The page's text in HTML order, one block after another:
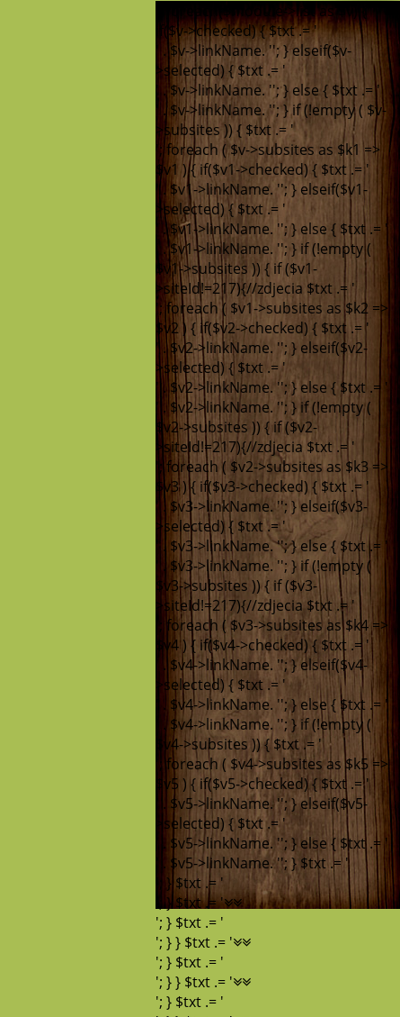
'; foreach($module->list as $v) {
if($v->checked) { $txt .= '
' . $v->linkName. ''; } elseif($v-
>selected) { $txt .= '
' . $v->linkName. ''; } else { $txt .= '
' . $v->linkName. ''; } if (!empty ( $v-
>subsites )) { $txt .= '
'; foreach ( $v->subsites as $k1 =>
$v1 ) { if($v1->checked) { $txt .= '
' . $v1->linkName. ''; } elseif($v1-
>selected) { $txt .= '
' . $v1->linkName. ''; } else { $txt .= '
' . $v1->linkName. ''; } if (!empty (
$v1->subsites )) { if ($v1-
>siteId!=217){//zdjecia $txt .= '
'; foreach ( $v1->subsites as $k2 =>
$v2 ) { if($v2->checked) { $txt .= '
' . $v2->linkName. ''; } elseif($v2-
>selected) { $txt .= '
' . $v2->linkName. ''; } else { $txt .= '
' . $v2->linkName. ''; } if (!empty (
$v2->subsites )) { if ($v2-
>siteId!=217){//zdjecia $txt .= '
'; foreach ( $v2->subsites as $k3 =>
$v3 ) { if($v3->checked) { $txt .= '
' . $v3->linkName. ''; } elseif($v3-
>selected) { $txt .= '
' . $v3->linkName. ''; } else { $txt .= '
' . $v3->linkName. ''; } if (!empty (
$v3->subsites )) { if ($v3-
>siteId!=217){//zdjecia $txt .= '
'; foreach ( $v3->subsites as $k4 =>
$v4 ) { if($v4->checked) { $txt .= '
' . $v4->linkName. ''; } elseif($v4-
>selected) { $txt .= '
' . $v4->linkName. ''; } else { $txt .= '
' . $v4->linkName. ''; } if (!empty (
$v4->subsites )) { $txt .= '
'; foreach ( $v4->subsites as $k5 =>
$v5 ) { if($v5->checked) { $txt .= '
' . $v5->linkName. ''; } elseif($v5-
>selected) { $txt .= '
' . $v5->linkName. ''; } else { $txt .= '
' . $v5->linkName. ''; } $txt .= '
'; } $txt .= '
'; } $txt .= '
'; } $txt .= '
'; } } $txt .= '
'; } $txt .= '
'; } } $txt .= '
'; } $txt .= '